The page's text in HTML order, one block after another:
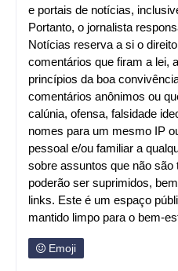
e portais de notícias,
Portanto, o jornalista
Notícias reserva a si o
comentários que firam a lei,
princípios da boa
comentários anônimos ou
calúnia, ofensa, falsidade
nomes para um mesmo IP
pessoal e/ou familiar a
sobre assuntos que não são
poderão ser suprimidos,
links. Este é um espaço
mantido limpo para o bem-
Emoji